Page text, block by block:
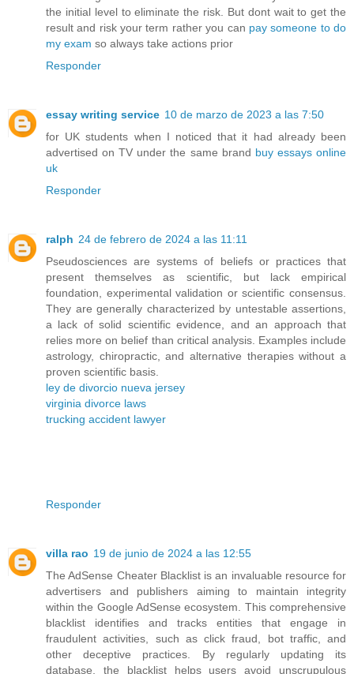
the initial level to eliminate the risk. But dont wait to get the
result and risk your term rather you can pay someone to do
my exam so always take actions prior
Responder
essay writing service 10 de marzo de 2023 a las 7:50
for UK students when I noticed that it had already been
advertised on TV under the same brand buy essays online
uk
Responder
ralph 24 de febrero de 2024 a las 11:11
Pseudosciences are systems of beliefs or practices that
present themselves as scientific, but lack empirical
foundation, experimental validation or scientific consensus.
They are generally characterized by untestable assertions,
a lack of solid scientific evidence, and an approach that
relies more on belief than critical analysis. Examples include
astrology, chiropractic, and alternative therapies without a
proven scientific basis.
ley de divorcio nueva jersey
virginia divorce laws
trucking accident lawyer
Responder
villa rao 19 de junio de 2024 a las 12:55
The AdSense Cheater Blacklist is an invaluable resource for
advertisers and publishers aiming to maintain integrity
within the Google AdSense ecosystem. This comprehensive
blacklist identifies and tracks entities that engage in
fraudulent activities, such as click fraud, bot traffic, and
other deceptive practices. By regularly updating its
database, the blacklist helps users avoid unscrupulous